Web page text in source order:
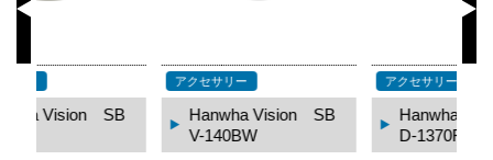
Hanwha Vision SH
Hanwha Vision SB